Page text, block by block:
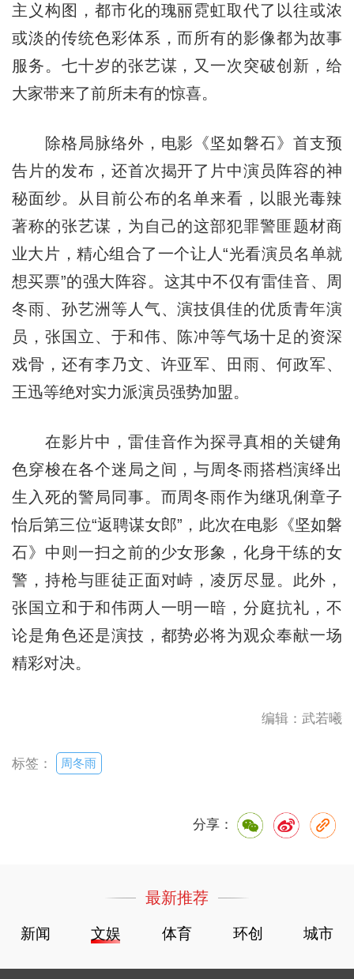
主义构图，都市化的瑰丽霓虹取代了以往或浓
或淡的传统色彩体系，而所有的影像都为故事
服务。七十岁的张艺谋，又一次突破创新，给
大家带来了前所未有的惊喜。
除格局脉络外，电影《坚如磐石》首支预
告片的发布，还首次揭开了片中演员阵容的神
秘面纱。从目前公布的名单来看，以眼光毒辣
著称的张艺谋，为自己的这部犯罪警匪题材商
业大片，精心组合了一个让人“光看演员名单就
想买票”的强大阵容。这其中不仅有雷佳音、周
冬雨、孙艺洲等人气、演技俱佳的优质青年演
员，张国立、于和伟、陈冲等气场十足的资深
戏骨，还有李乃文、许亚军、田雨、何政军、
王迅等绝对实力派演员强势加盟。
在影片中，雷佳音作为探寻真相的关键角
色穿梭在各个迷局之间，与周冬雨搭档演绎出
生入死的警局同事。而周冬雨作为继巩俐章子
怡后第三位“返聘谋女郎”，此次在电影《坚如磐
石》中则一扫之前的少女形象，化身干练的女
警，持枪与匪徒正面对峙，凌厉尽显。此外，
张国立和于和伟两人一明一暗，分庭抗礼，不
论是角色还是演技，都势必将为观众奉献一场
精彩对决。
编辑：武若曦
标签： 周冬雨
分享：
最新推荐
新闻 文娱 体育 环创 城市